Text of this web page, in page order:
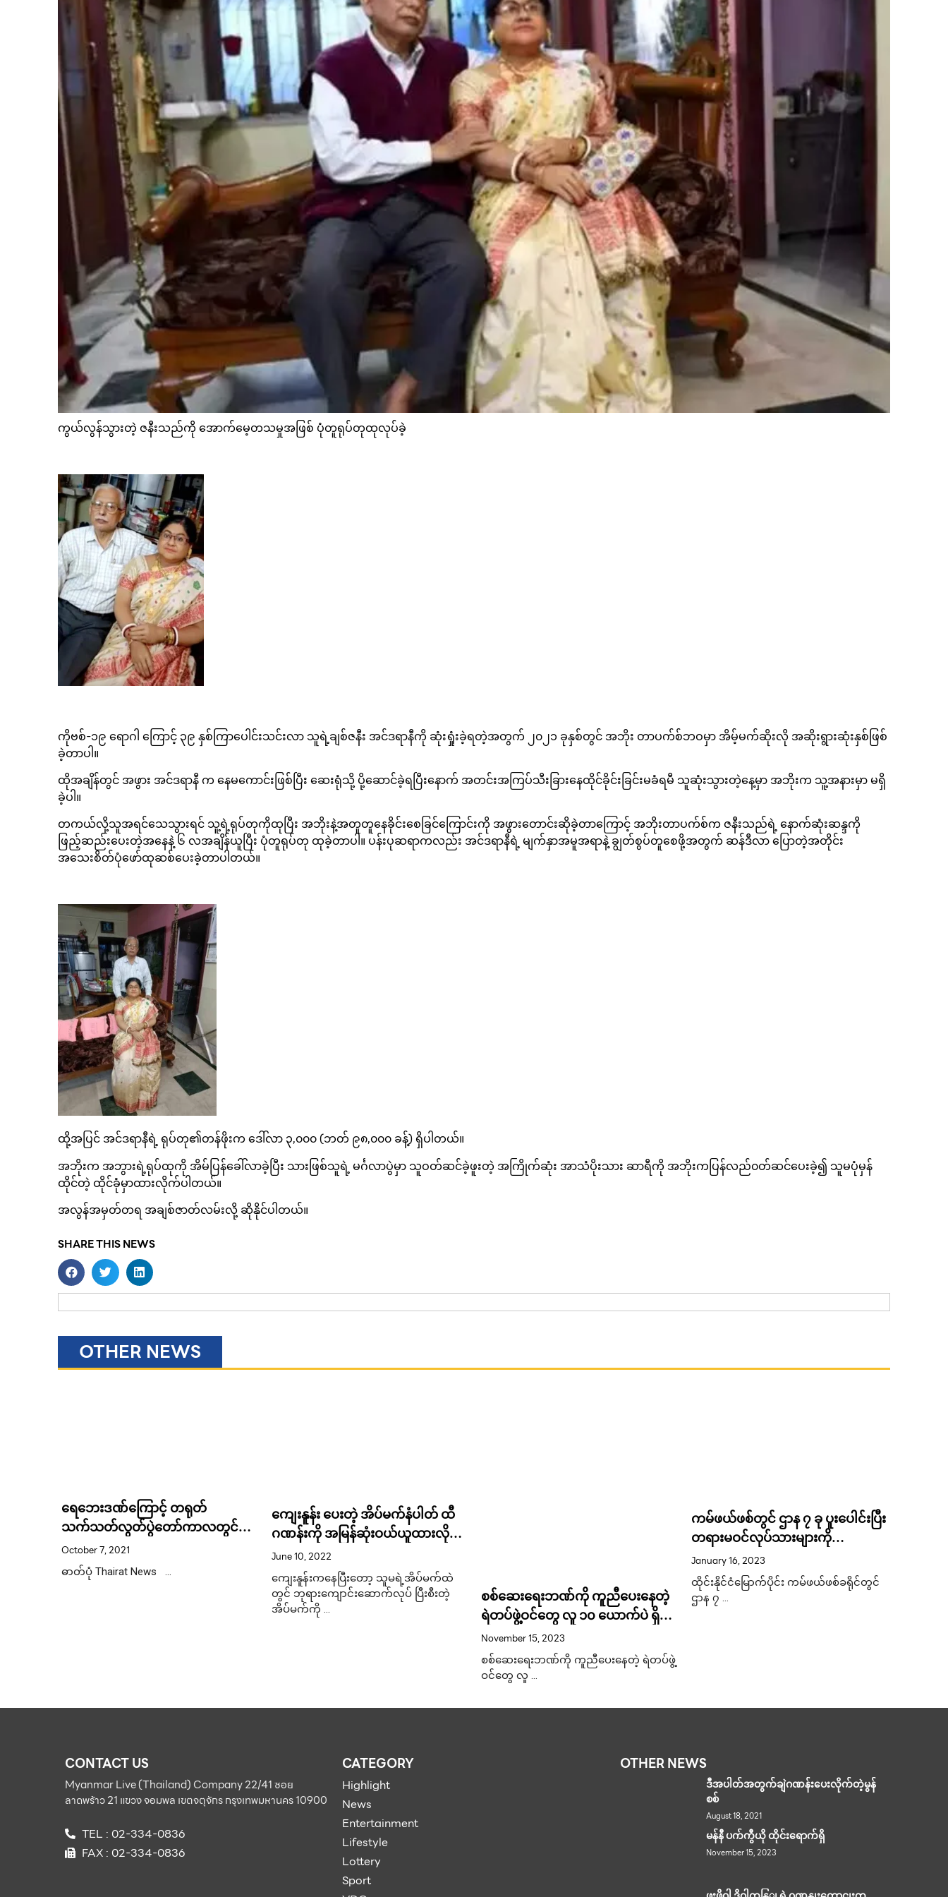
ကွယ်လွန်သွားတဲ့ ဇနီးသည်ကို အောက်မေ့တသမှုအဖြစ် ပုံတူရုပ်တုထုလုပ်ခဲ့
ကိုဗစ်-၁၉ ရောဂါ ကြောင့် ၃၉ နှစ်ကြာပေါင်းသင်းလာ သူရဲ့ချစ်ဇနီး အင်ဒရာနီကို ဆုံးရှုံးခဲ့ရတဲ့အတွက် ၂၀၂၁ ခုနှစ်တွင် အဘိုး တာပက်စ်ဘဝမှာ အိမ့်မက်ဆိုးလို အဆိုးရွားဆုံးနှစ်ဖြစ်
ခဲ့တာပါ။
ထိုအချိန်တွင် အဖွား အင်ဒရာနီ က နေမကောင်းဖြစ်ပြီး ဆေးရုံသို့ ပို့ဆောင်ခဲ့ရပြီးနောက် အတင်းအကြပ်သီးခြားနေထိုင်ခိုင်းခြင်းမခံရမီ သူဆုံးသွားတဲ့နေ့မှာ အဘိုးက သူ့အနားမှာ မရှိ
ခဲ့ပါ။
တကယ်လို့သူအရင်သေသွားရင် သူ့ရဲ့ရုပ်တုကိုထုပြီး အဘိုးနဲ့အတူတူနေခိုင်းစေခြင်ကြောင်းကို အဖွားတောင်းဆိုခဲ့တာကြောင့် အဘိုးတာပက်စ်က ဇနီးသည်ရဲ့ နောက်ဆုံးဆန္ဒကို
ဖြည့်ဆည်းပေးတဲ့အနေနဲ့ ၆ လအချိန်ယူပြီး ပုံတူရုပ်တု ထုခဲ့တာပါ။ ပန်းပုဆရာကလည်း အင်ဒရာနီရဲ့ မျက်နှာအမူအရာနဲ့ ချွတ်စွပ်တူစေဖို့အတွက် ဆန်ဒီလာ ပြောတဲ့အတိုင်း
အသေးစိတ်ပုံဖော်ထုဆစ်ပေးခဲ့တာပါတယ်။
ထို့အပြင် အင်ဒရာနီရဲ့ ရုပ်တု၏တန်ဖိုးက ဒေါ်လာ ၃,၀၀၀ (ဘတ် ၉၈,၀၀၀ ခန့်) ရှိပါတယ်။
အဘိုးက အဘွားရဲ့ရုပ်ထုကို အိမ်ပြန်ခေါ်လာခဲ့ပြီး သားဖြစ်သူရဲ့ မင်္ဂလာပွဲမှာ သူဝတ်ဆင်ခဲ့ဖူးတဲ့ အကြိုက်ဆုံး အာသံပိုးသား ဆာရီကို အဘိုးကပြန်လည်၀တ်ဆင်ပေးခဲ့၍ သူမပုံမှန်
ထိုင်တဲ့ ထိုင်ခုံမှာထားလိုက်ပါတယ်။
အလွန်အမှတ်တရ အချစ်ဇာတ်လမ်းလို့ ဆိုနိုင်ပါတယ်။
SHARE THIS NEWS
OTHER NEWS
ရေဘေးဒဏ်ကြောင့် တရုတ်
သက်သတ်လွတ်ပွဲတော်ကာလတွင်
ဟင်းသီးဟင်းရွက်ဈေးခုန်တက်
October 7, 2021
ဓာတ်ပုံ Thairat News …
ကျေးနူန်း ပေးတဲ့ အိပ်မက်နံပါတ် ထီ
ဂဏန်းကို အမြန်ဆုံးဝယ်ယူထားလိုက်
ကြရအောင်
June 10, 2022
ကျေးနူန်းကနေပြီးတော့ သူမရဲ့အိပ်မက်ထဲ
တွင် ဘုရားကျောင်းဆောက်လုပ် ပြီးစီးတဲ့
အိပ်မက်ကို …
စစ်ဆေးရေးဘဏ်ကို ကူညီပေးနေတဲ့
ရဲတပ်ဖွဲ့ဝင်တွေ လူ ၁၀ ယောက်ပဲ ရှိပါ
သေးတယ်။ ဘယ်သူဘယ်ဝါ၊ ဘယ်
အဆင့်၊ ဘယ်အချိန်ရောက်လာလဲဆို
တာကို ရှင်းရှင်းလင်းလင်း သိထားရပါ
November 15, 2023
စစ်ဆေးရေးဘဏ်ကို ကူညီပေးနေတဲ့ ရဲတပ်ဖွဲ့
ဝင်တွေ လူ …
ကမ်ဖယ်ဖစ်တွင် ဌာန ၇ ခု ပူးပေါင်းပြီး
တရားမဝင်လုပ်သားများကို
ရှောင်တခင်စစ်ဆေး
January 16, 2023
ထိုင်းနိုင်ငံမြောက်ပိုင်း ကမ်ဖယ်ဖစ်ခရိုင်တွင်
ဌာန ၇ …
CONTACT US
Myanmar Live (Thailand) Company 22/41 ซอย
ลาดพร้าว 21 แขวง จอมพล เขตจตุจักร กรุงเทพมหานคร 10900
TEL : 02-334-0836
FAX : 02-334-0836
CATEGORY
Highlight
News
Entertainment
Lifestyle
Lottery
Sport
OTHER NEWS
ဒီအပါတ်အတွက်ချဲဂဏန်းပေးလိုက်တဲ့မွန်
စစ်
August 18, 2021
မန်နီ ပက်ကွီယို ထိုင်းရောက်ရှိ
November 15, 2023